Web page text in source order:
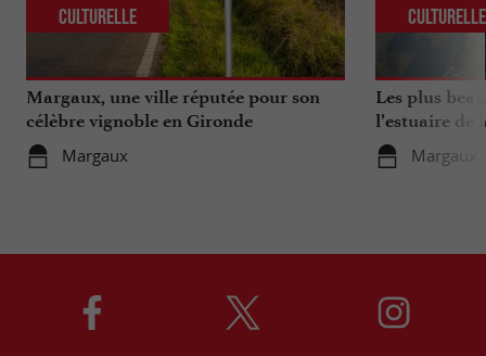
Margaux, une ville réputée pour son
célèbre vignoble en Gironde
Margaux
Culturelle
Les plus
l’estuaire de
Margaux
Culturelle